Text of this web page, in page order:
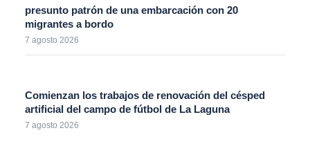
presunto patrón de una embarcación con 20
migrantes a bordo
7 agosto 2026
Comienzan los trabajos de renovación del césped
artificial del campo de fútbol de La Laguna
7 agosto 2026